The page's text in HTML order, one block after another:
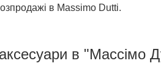
в Massimo Dutti.
в "Массімо